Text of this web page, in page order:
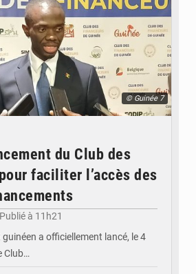
© Guinée 7
du Club des
faciliter l’accès des
Publié à 11h21
a officiellement lancé, le 4
Club…